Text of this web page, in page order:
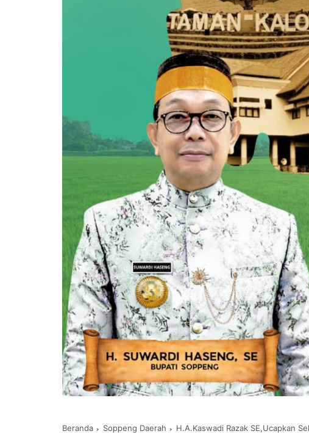
Beranda Soppeng Daerah H.A.Kaswadi Razak SE,Ucapkan